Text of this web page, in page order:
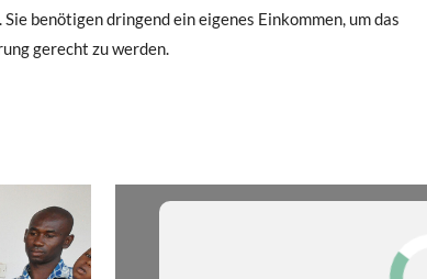
benötigen dringend ein eigenes Einkommen, um das
gerecht zu werden.